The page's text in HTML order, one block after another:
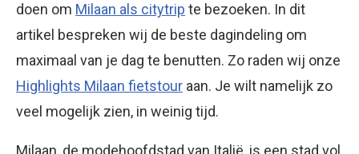
doen om Milaan als citytrip te bezoeken. In dit
artikel bespreken wij de beste dagindeling om
maximaal van je dag te benutten. Zo raden wij onze
Highlights Milaan fietstour aan. Je wilt namelijk zo
veel mogelijk zien, in weinig tijd.
Milaan, de modehoofdstad van Italië, is een stad vol